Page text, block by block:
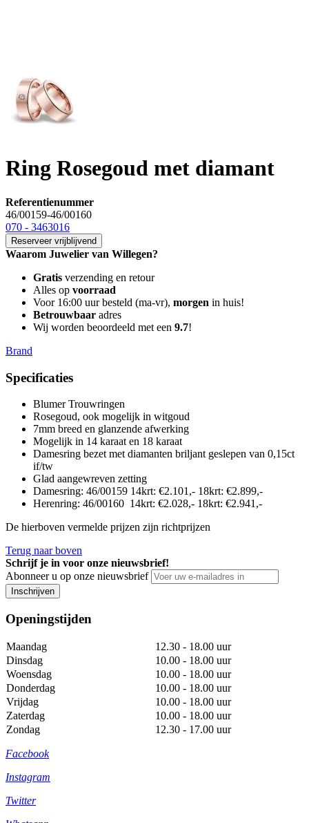
Ring Rosegoud met diamant
Referentienummer
46/00159-46/00160
070 - 3463016
Reserveer vrijblijvend
Waarom Juwelier van Willegen?
Gratis verzending en retour
Alles op voorraad
Voor 16:00 uur besteld (ma-vr), morgen in huis!
Betrouwbaar adres
Wij worden beoordeeld met een 9.7!
Brand
Specificaties
Blumer Trouwringen
Rosegoud, ook mogelijk in witgoud
7mm breed en glanzende afwerking
Mogelijk in 14 karaat en 18 karaat
Damesring bezet met diamanten briljant geslepen van 0,15ct
if/tw
Glad aangewreven zetting
Damesring: 46/00159 14krt: €2.101,- 18krt: €2.899,-
Herenring: 46/00160 14krt: €2.028,- 18krt: €2.941 ,-
De hierboven vermelde prijzen zijn richtprijzen
Terug naar boven
Schrijf je in voor onze nieuwsbrief!
Abonneer u op onze nieuwsbrief
Inschrijven
Openingstijden
Maandag
12.30 - 18.00 uur
Dinsdag
10.00 - 18.00 uur
Woensdag
10.00 - 18.00 uur
Donderdag
10.00 - 18.00 uur
Vrijdag
10.00 - 18.00 uur
Zaterdag
10.00 - 18.00 uur
Zondag
12.30 - 17.00 uur
Facebook
Instagram
Twitter